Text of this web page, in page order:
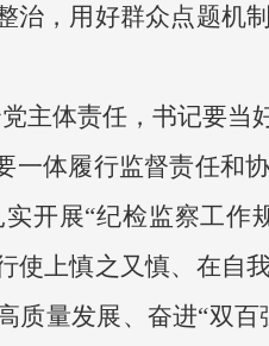
治，用好群众点题机
主体责任，书记要当
体履行监督责任和
开展“纪检监察工作
上慎之又慎、在自
量发展、奋进“双